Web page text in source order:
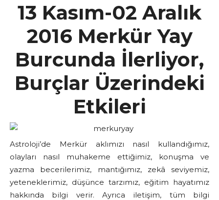
13 Kasım-02 Aralık
2016 Merkür Yay
Burcunda İlerliyor,
Burçlar Üzerindeki
Etkileri
Astroloji’de Merkür aklımızı nasıl kullandığımız,
olayları nasıl muhakeme ettiğimiz, konuşma ve
yazma becerilerimiz, mantığımız, zekâ seviyemiz,
yeteneklerimiz, düşünce tarzımız, eğitim hayatımız
hakkında bilgi verir. Ayrıca iletişim, tüm bilgi